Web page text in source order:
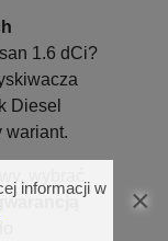
1.6 dCi?
Diesel
wariant.
informacji w
×